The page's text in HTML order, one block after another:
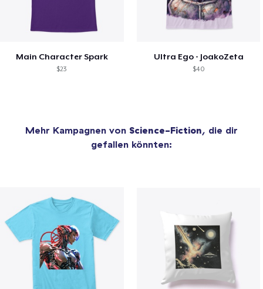
Main Character Spark
$23
Ultra Ego - JoakoZeta
$40
Mehr Kampagnen von Science-Fiction, die dir
gefallen könnten: